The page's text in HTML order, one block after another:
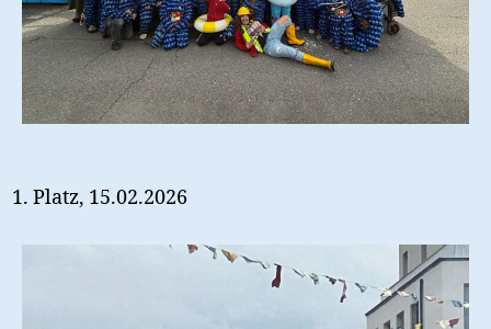
Platz, 15.02.2026